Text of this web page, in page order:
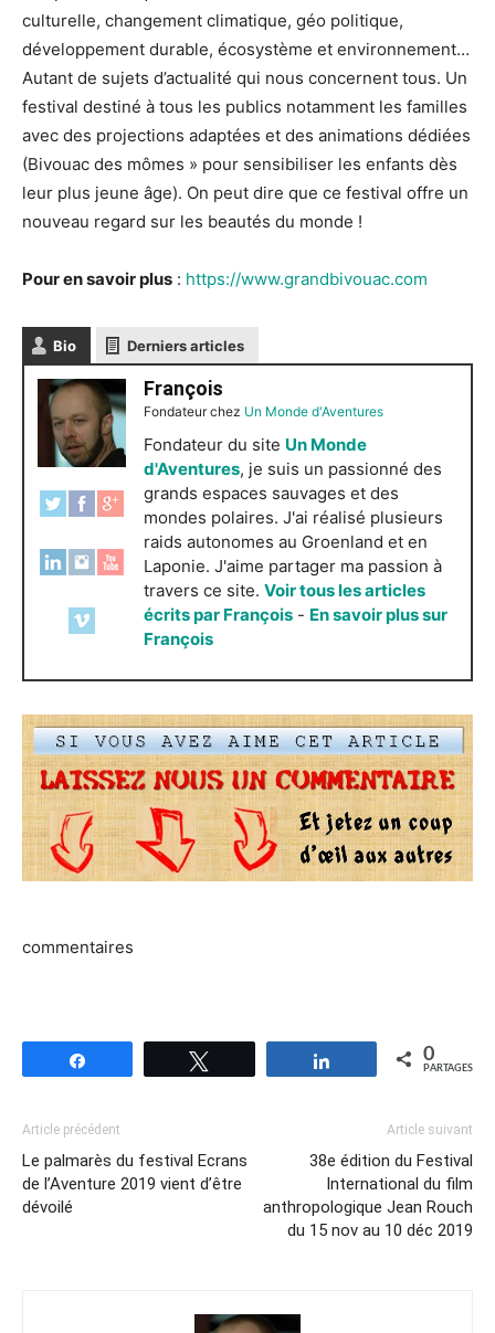
culturelle, changement climatique, géo politique,
développement durable, écosystème et environnement…
Autant de sujets d’actualité qui nous concernent tous. Un
festival destiné à tous les publics notamment les familles
avec des projections adaptées et des animations dédiées
(Bivouac des mômes » pour sensibiliser les enfants dès
leur plus jeune âge). On peut dire que ce festival offre un
nouveau regard sur les beautés du monde !
Pour en savoir plus : https://www.grandbivouac.com
Bio Derniers articles
François
Fondateurchez Un Monde d'Aventures
Fondateur du site Un Monde
d'Aventures, je suis un passionné des
grands espaces sauvages et des
mondes polaires. J'ai réalisé plusieurs
raids autonomes au Groenland et en
Laponie. J'aime partager ma passion à
travers ce site. Voir tous les articles
écrits par François - En savoir plus sur
François
commentaires
Partagez 0
PARTAGES
Article précédent
Le palmarès du festival Ecrans
de l’Aventure 2019 vient d’être
dévoilé
Article suivant
38e édition du Festival
International du film
anthropologique Jean Rouch
du 15 nov au 10 déc 2019